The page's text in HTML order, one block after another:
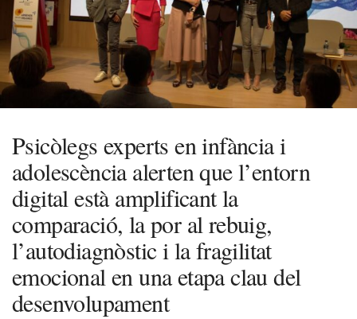
Psicòlegs experts en infància i
adolescència alerten que l’entorn
digital està amplificant la
comparació, la por al rebuig,
l’autodiagnòstic i la fragilitat
emocional en una etapa clau del
desenvolupament